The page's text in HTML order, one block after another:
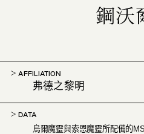
鋼沃
AFFILIATION
弗德之黎明
DATA
烏爾魔靈與索恩魔靈所配備的